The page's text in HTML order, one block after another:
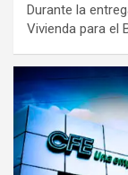
Durante la
Vivienda para el